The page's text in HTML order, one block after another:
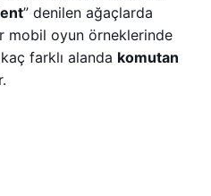
” denilen ağaçlarda
mobil oyun örneklerinde
farklı alanda komutan